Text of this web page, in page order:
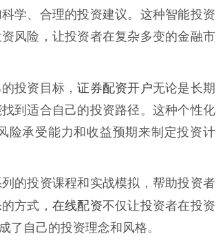
学、合理的投资建议。这种智能投资
风险，让投资者在复杂多变的金融市
投资目标，证券配资开户无论是长期
到适合自己的投资路径。这种个性化
险承受能力和收益预期来制定投资计
的投资课程和实战模拟，帮助投资者
方式， 在线配资不仅让投资者在投资
了自己的投资理念和风格。